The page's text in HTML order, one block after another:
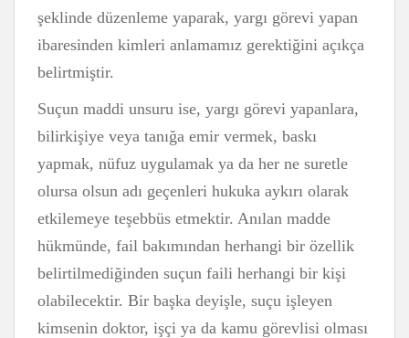
şeklinde düzenleme yaparak, yargı görevi yapan
ibaresinden kimleri anlamamız gerektiğini açıkça
belirtmiştir.
Suçun maddi unsuru ise, yargı görevi yapanlara,
bilirkişiye veya tanığa emir vermek, baskı
yapmak, nüfuz uygulamak ya da her ne suretle
olursa olsun adı geçenleri hukuka aykırı olarak
etkilemeye teşebbüs et­mektir. Anılan madde
hükmünde, fail bakımından herhangi bir özellik
belirtilmediğinden suçun faili herhangi bir kişi
olabilecektir. Bir başka deyişle, suçu işleyen
kimsenin doktor, işçi ya da kamu görevlisi olması